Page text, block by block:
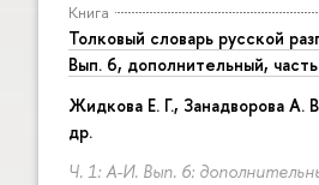
Книга
Толковый словарь русской
Вып. 6, дополнительный,
Жидкова Е. Г., Занадворова А.
др.
Ч. 1: А-И. Вып. 6: